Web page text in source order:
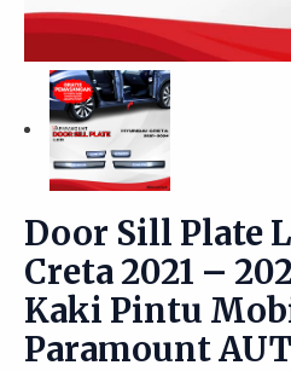
Door Sill Plate
Creta 2021 –
Kaki Pintu
Paramount